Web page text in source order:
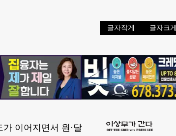
글자작게 글자크게
이어지면서 원·달